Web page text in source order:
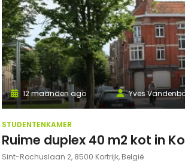
Yves
12 maanden ago
STUDENTENKAMER
Sint-Rochuslaan 2, 8500 Kortrijk, België